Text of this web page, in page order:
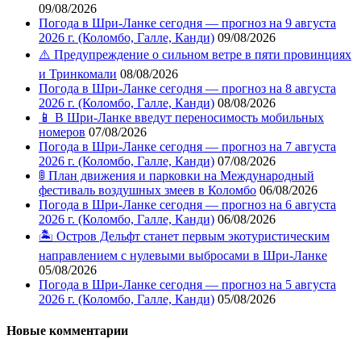
09/08/2026
Погода в Шри-Ланке сегодня — прогноз на 9 августа
2026 г. (Коломбо, Галле, Канди) 09/08/2026
⚠️ Предупреждение о сильном ветре в пяти провинциях
и Тринкомали 08/08/2026
Погода в Шри-Ланке сегодня — прогноз на 8 августа
2026 г. (Коломбо, Галле, Канди) 08/08/2026
📱 В Шри-Ланке введут переносимость мобильных
номеров 07/08/2026
Погода в Шри-Ланке сегодня — прогноз на 7 августа
2026 г. (Коломбо, Галле, Канди) 07/08/2026
🚦 План движения и парковки на Международный
фестиваль воздушных змеев в Коломбо 06/08/2026
Погода в Шри-Ланке сегодня — прогноз на 6 августа
2026 г. (Коломбо, Галле, Канди) 06/08/2026
🏝️ Остров Дельфт станет первым экотуристическим
направлением с нулевыми выбросами в Шри-Ланке
05/08/2026
Погода в Шри-Ланке сегодня — прогноз на 5 августа
2026 г. (Коломбо, Галле, Канди) 05/08/2026
Новые комментарии